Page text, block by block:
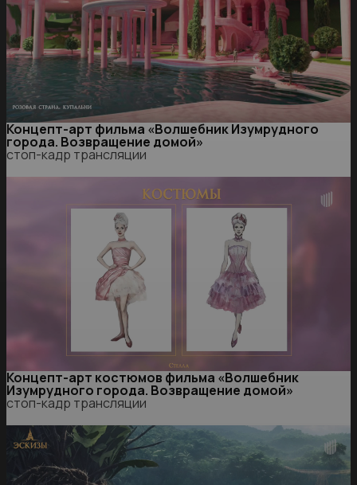
Концепт-арт фильма «Волшебник Изумрудного
города. Возвращение домой»
стоп-кадр трансляции
Концепт-арт костюмов фильма «Волшебник
Изумрудного города. Возвращение домой»
стоп-кадр трансляции